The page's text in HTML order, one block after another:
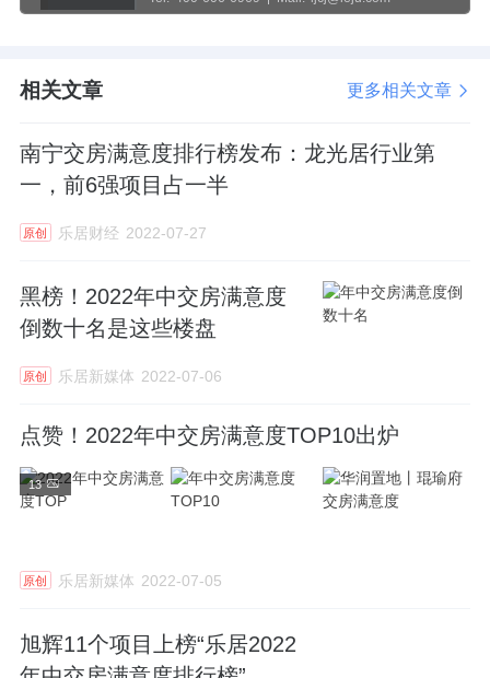
相关文章 更多相关文章
南宁交房满意度排行榜发布：龙光居行业第
一，前6强项目占一半
原创 乐居财经 2022-07-27
黑榜！2022年中交房满意度
倒数十名是这些楼盘
原创 乐居新媒体 2022-07-06
点赞！2022年中交房满意度TOP10出炉
13
原创 乐居新媒体 2022-07-05
旭辉11个项目上榜“乐居2022